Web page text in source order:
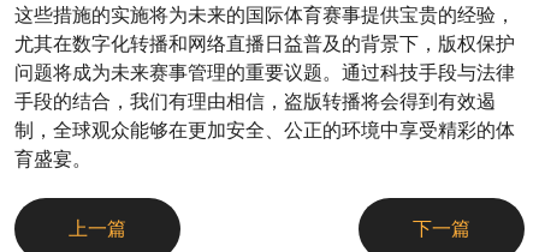
这些措施的实施将为未来的国际体育赛事提供宝贵的经验，
尤其在数字化转播和网络直播日益普及的背景下，版权保护
问题将成为未来赛事管理的重要议题。通过科技手段与法律
手段的结合，我们有理由相信，盗版转播将会得到有效遏
制，全球观众能够在更加安全、公正的环境中享受精彩的体
育盛宴。
上一篇 下一篇